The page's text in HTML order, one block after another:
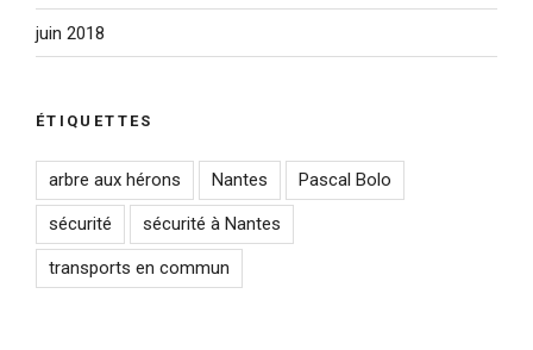
juin 2018
ÉTIQUETTES
arbre aux hérons Nantes Pascal Bolo
sécurité sécurité à Nantes
transports en commun